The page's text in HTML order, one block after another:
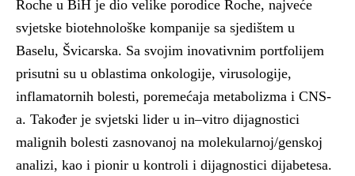
Roche u BiH je dio velike porodice Roche, najveće
svjetske biotehnološke kompanije sa sjedištem u
Baselu, Švicarska. Sa svojim inovativnim portfolijem
prisutni su u oblastima onkologije, virusologije,
inflamatornih bolesti, poremećaja metabolizma i CNS-
a. Također je svjetski lider u in–vitro dijagnostici
malignih bolesti zasnovanoj na molekularnoj/genskoj
analizi, kao i pionir u kontroli i dijagnostici dijabetesa.